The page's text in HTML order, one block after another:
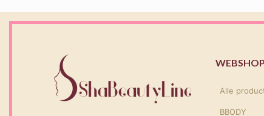
WEBSHOP
Alle
BBODY